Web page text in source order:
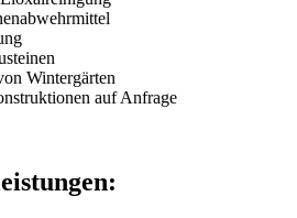
Wintergärten
auf Anfrage